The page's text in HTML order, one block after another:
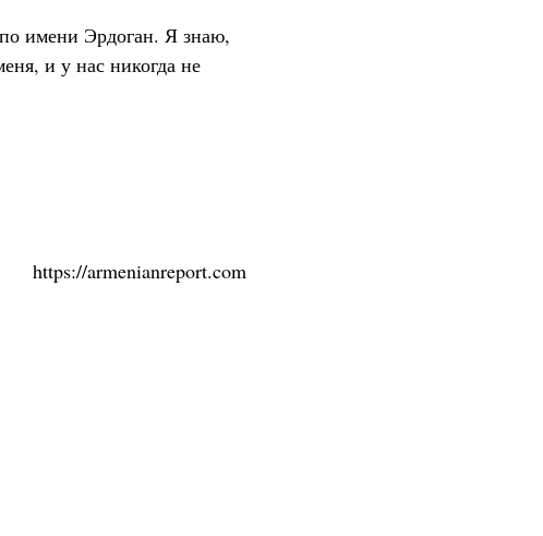
имени Эрдоган. Я знаю,
и у нас никогда не
https://armenianreport.com